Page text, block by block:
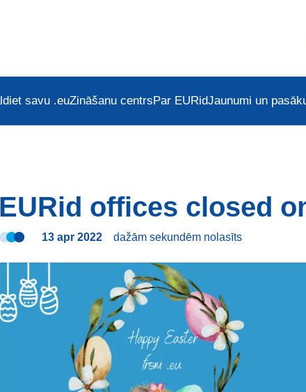
savu .euZināšanu centrsPar EURidJaunumi un
EURid offices closed
13 apr 2022 dažām sekundēm nolasīts